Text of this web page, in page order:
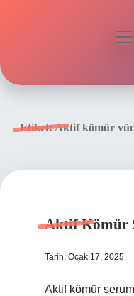
Etiket:Aktif kömür
Aktif Kömür
Tarih: Ocak 17, 2025
Aktif kömür